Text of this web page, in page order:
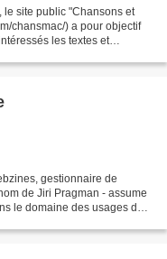
le site public "Chansons et
chansmac/) a pour objectif
les textes et
gestionnaire de
de Jiri Pragman - assume
le domaine des usages de